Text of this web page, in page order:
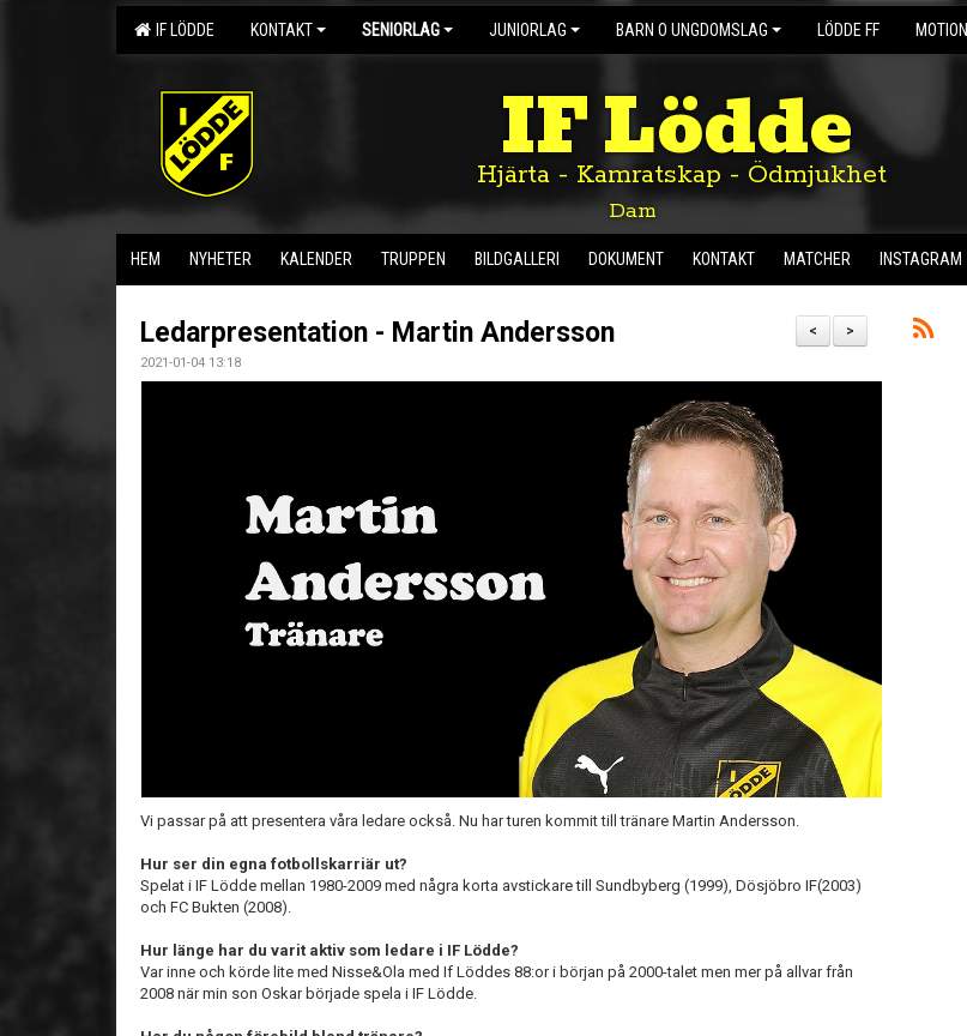
IF LÖDDE KONTAKT SENIORLAG JUNIORLAG BARN O UNGDOMSLAG LÖDDE FF MOTION
IF Lödde
Hjärta - Kamratskap - Ödmjukhet
Dam
HEM NYHETER KALENDER TRUPPEN BILDGALLERI DOKUMENT KONTAKT MATCHER INSTAGRAM
>
<
Ledarpresentation - Martin Andersson
2021-01-04 13:18
Vi passar på att presentera våra ledare också. Nu har turen kommit till tränare Martin Andersson.
Hur ser din egna fotbollskarriär ut?
Spelat i IF Lödde mellan 1980-2009 med några korta avstickare till Sundbyberg (1999), Dösjöbro IF(2003)
och FC Bukten (2008).
Hur länge har du varit aktiv som ledare i IF Lödde?
Var inne och körde lite med Nisse&Ola med If Löddes 88:or i början på 2000-talet men mer på allvar från
2008 när min son Oskar började spela i IF Lödde.